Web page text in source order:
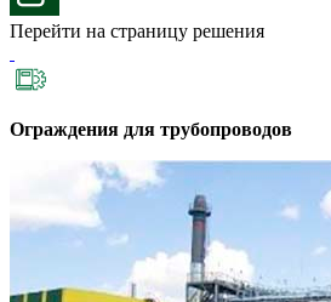
Перейти на страницу решения
Ограждения для трубопроводов